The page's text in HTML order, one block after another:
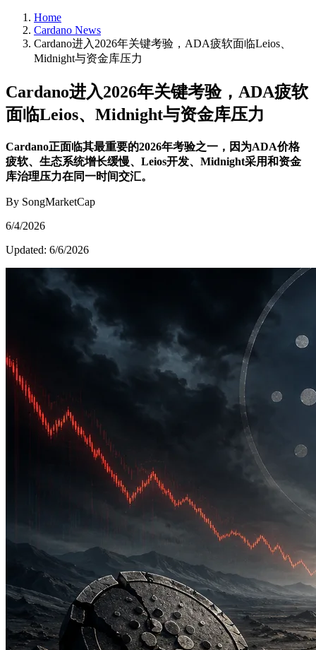
Home
Cardano News
Cardano进入2026年关键考验，ADA疲软面临Leios、
Midnight与资金库压力
Cardano进入2026年关键考验，ADA疲软
面临Leios、Midnight与资金库压力
Cardano正面临其最重要的2026年考验之一，因为ADA价格
疲软、生态系统增长缓慢、Leios开发、Midnight采用和资金
库治理压力在同一时间交汇。
By SongMarketCap
6/4/2026
Updated: 6/6/2026